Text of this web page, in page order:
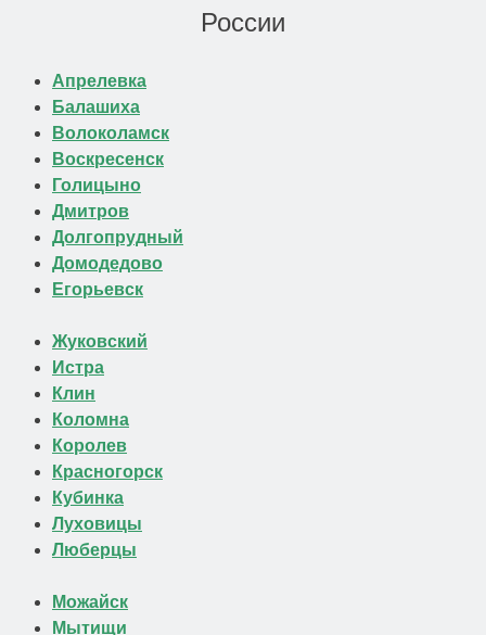
России
Апрелевка
Балашиха
Волоколамск
Воскресенск
Голицыно
Дмитров
Долгопрудный
Домодедово
Егорьевск
Жуковский
Истра
Клин
Коломна
Королев
Красногорск
Кубинка
Луховицы
Люберцы
Можайск
Мытищи